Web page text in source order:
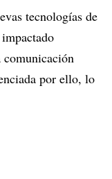
tecnologías de
comunicación
por ello, lo